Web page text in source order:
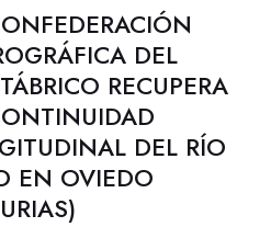
DEL
RECUPERA
DEL RÍO
EN OVIEDO